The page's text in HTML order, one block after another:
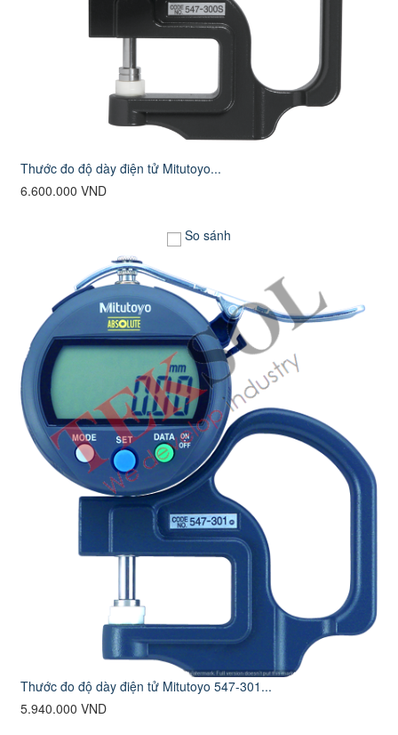
Thước đo độ dày điện tử Mitutoyo...
6.600.000 VND
So sánh
Thước đo độ dày điện tử Mitutoyo 547-301...
5.940.000 VND